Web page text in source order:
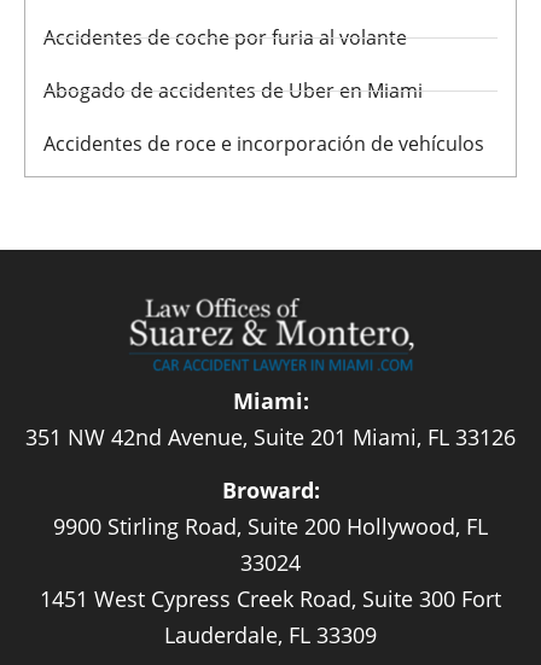
Accidentes de coche por furia al volante
Abogado de accidentes de Uber en Miami
Accidentes de roce e incorporación de vehículos
Miami:
351 NW 42nd Avenue, Suite 201 Miami, FL 33126
Broward:
9900 Stirling Road, Suite 200 Hollywood, FL
33024
1451 West Cypress Creek Road, Suite 300 Fort
Lauderdale, FL 33309